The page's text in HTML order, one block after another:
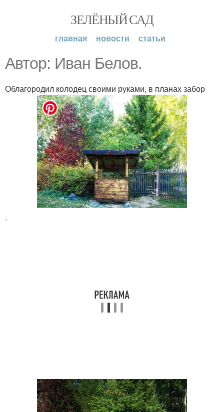
ЗЕЛЁНЫЙ САД
главная новости статьи
Автор: Иван Белов.
Облагородил колодец своими руками, в планах забор
.